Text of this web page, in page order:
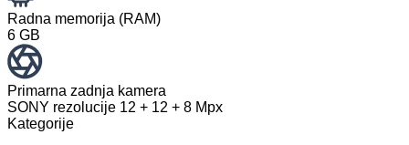
Radna memorija (RAM)
6 GB
Primarna zadnja kamera
SONY rezolucije 12 + 12 + 8 Mpx
Kategorije